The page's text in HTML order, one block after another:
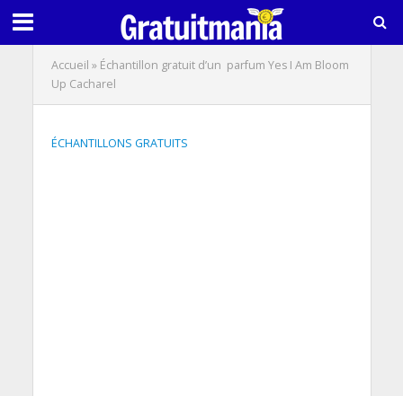
Accueil » Échantillon gratuit d’un parfum Yes I Am Bloom
Up Cacharel
ÉCHANTILLONS GRATUITS